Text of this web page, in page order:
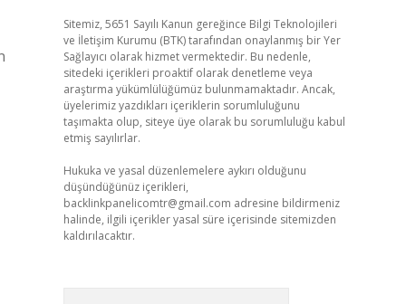
Sitemiz, 5651 Sayılı Kanun gereğince Bilgi Teknolojileri
ve İletişim Kurumu (BTK) tarafından onaylanmış bir Yer
Sağlayıcı olarak hizmet vermektedir. Bu nedenle,
sitedeki içerikleri proaktif olarak denetleme veya
araştırma yükümlülüğümüz bulunmamaktadır. Ancak,
üyelerimiz yazdıkları içeriklerin sorumluluğunu
taşımakta olup, siteye üye olarak bu sorumluluğu kabul
etmiş sayılırlar.
Hukuka ve yasal düzenlemelere aykırı olduğunu
düşündüğünüz içerikleri,
backlinkpanelicomtr@gmail.com adresine bildirmeniz
halinde, ilgili içerikler yasal süre içerisinde sitemizden
kaldırılacaktır.